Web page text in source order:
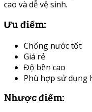
cao và dễ vệ sinh.
Ưu điểm:
Chống nước tốt
Giá rẻ
Độ bền cao
Phù hợp sử dụng
Nhược điểm: